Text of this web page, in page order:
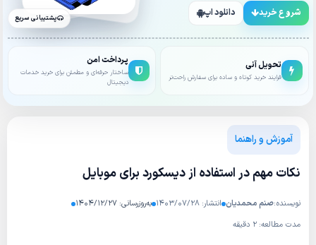
شروع خرید دانلود اپ پشتیبانی سریع
تحویل آنی
فرایند خرید کوتاه و ساده برای سفارش راحت‌تر
پرداخت امن
ساختار حرفه‌ای و مطمئن برای خرید خدمات
دیجیتال
آموزش و راهنما
نکات مهم در استفاده از دیسکورد برای موبایل
نویسنده:صنم محمدیان انتشار: ۱۴۰۳/۰۷/۲۸
به‌روزرسانی: ۱۴۰۴/۱۲/۲۷
مدت مطالعه: ۲ دقیقه